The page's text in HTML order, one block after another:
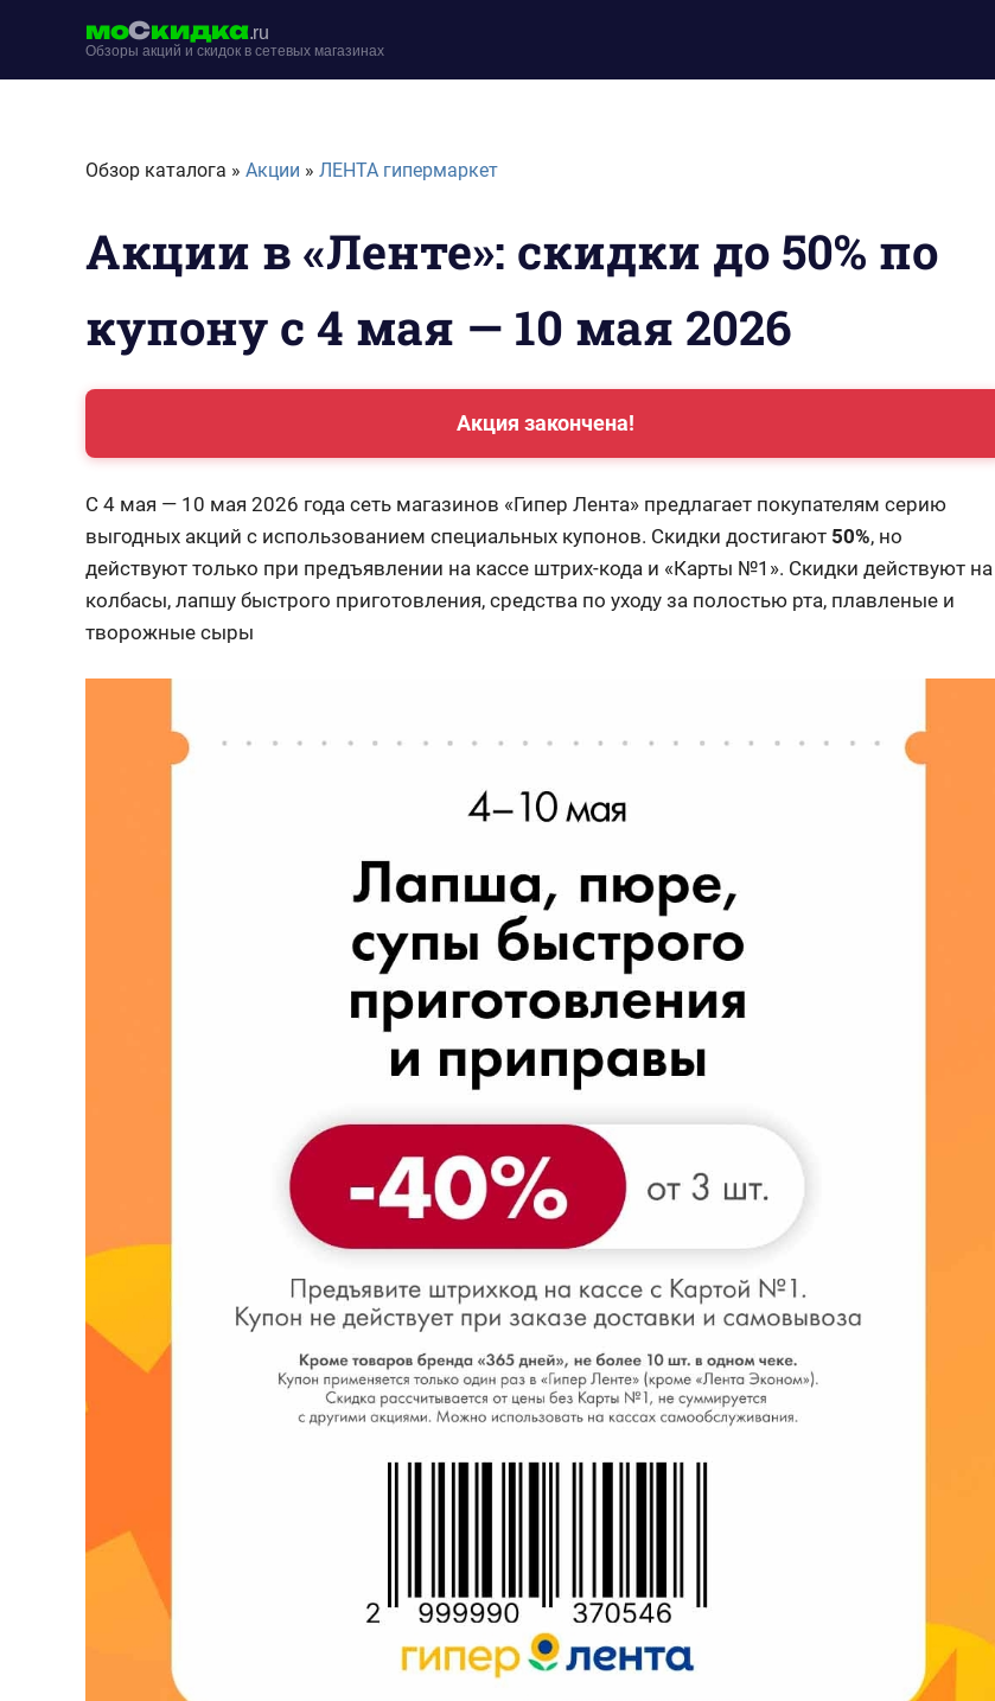
моСкидка.ru
Обзоры акций и скидок в сетевых магазинах
moskidka.ru
Обзор каталога » Акции » ЛЕНТА гипермаркет
Акции в «Ленте»: скидки до 50% по
купону с 4 мая — 10 мая 2026
Акция закончена!
С 4 мая — 10 мая 2026 года сеть магазинов «Гипер Лента» предлагает покупателям серию
выгодных акций с использованием специальных купонов. Скидки достигают 50%, но
действуют только при предъявлении на кассе штрих-кода и «Карты №1». Скидки действуют на
колбасы, лапшу быстрого приготовления, средства по уходу за полостью рта, плавленые и
творожные сыры